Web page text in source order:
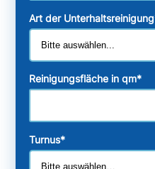
Art der Unterhaltsreinigung
Reinigungsfläche in qm*
Turnus*